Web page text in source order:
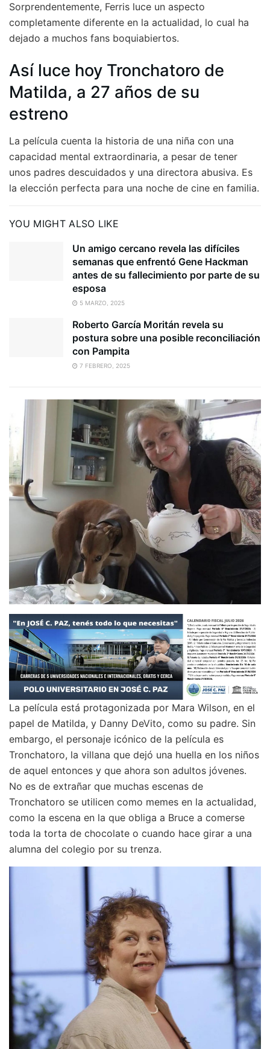
Sorprendentemente, Ferris luce un aspecto
completamente diferente en la actualidad, lo cual ha
dejado a muchos fans boquiabiertos.
Así luce hoy Tronchatoro de
Matilda, a 27 años de su
estreno
La película cuenta la historia de una niña con una
capacidad mental extraordinaria, a pesar de tener
unos padres descuidados y una directora abusiva. Es
la elección perfecta para una noche de cine en familia.
YOU MIGHT ALSO LIKE
Un amigo cercano revela las difíciles
semanas que enfrentó Gene Hackman
antes de su fallecimiento por parte de su
esposa
5 MARZO, 2025
Roberto García Moritán revela su
postura sobre una posible reconciliación
con Pampita
7 FEBRERO, 2025
La película está protagonizada por Mara Wilson, en el
papel de Matilda, y Danny DeVito, como su padre. Sin
embargo, el personaje icónico de la película es
Tronchatoro, la villana que dejó una huella en los niños
de aquel entonces y que ahora son adultos jóvenes.
No es de extrañar que muchas escenas de
Tronchatoro se utilicen como memes en la actualidad,
como la escena en la que obliga a Bruce a comerse
toda la torta de chocolate o cuando hace girar a una
alumna del colegio por su trenza.